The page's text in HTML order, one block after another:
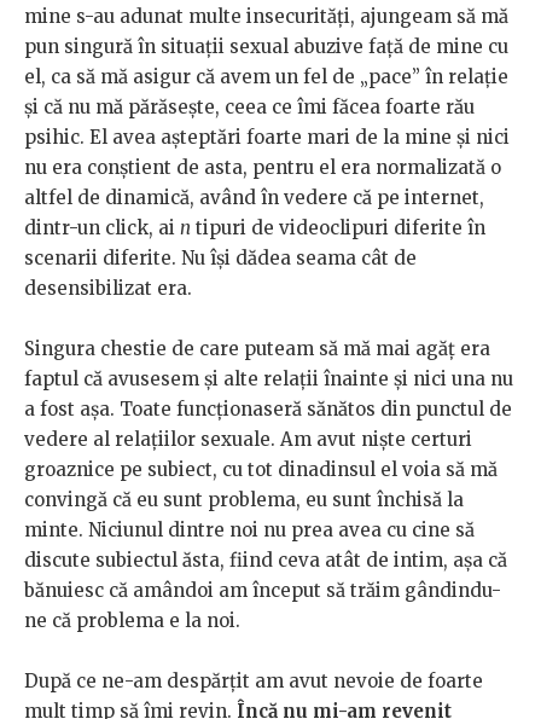
mine s-au adunat multe insecurități, ajungeam să mă
pun singură în situații sexual abuzive față de mine cu
el, ca să mă asigur că avem un fel de „pace” în relație
și că nu mă părăsește, ceea ce îmi făcea foarte rău
psihic. El avea așteptări foarte mari de la mine și nici
nu era conștient de asta, pentru el era normalizată o
altfel de dinamică, având în vedere că pe internet,
dintr-un click, ai n tipuri de videoclipuri diferite în
scenarii diferite. Nu își dădea seama cât de
desensibilizat era.
Singura chestie de care puteam să mă mai agăț era
faptul că avusesem și alte relații înainte și nici una nu
a fost așa. Toate funcționaseră sănătos din punctul de
vedere al relațiilor sexuale. Am avut niște certuri
groaznice pe subiect, cu tot dinadinsul el voia să mă
convingă că eu sunt problema, eu sunt închisă la
minte. Niciunul dintre noi nu prea avea cu cine să
discute subiectul ăsta, fiind ceva atât de intim, așa că
bănuiesc că amândoi am început să trăim gândindu-
ne că problema e la noi.
După ce ne-am despărțit am avut nevoie de foarte
mult timp să îmi revin. Încă nu mi-am revenit